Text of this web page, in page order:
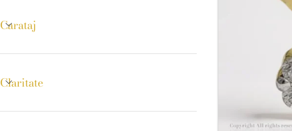
Carataj
Claritate